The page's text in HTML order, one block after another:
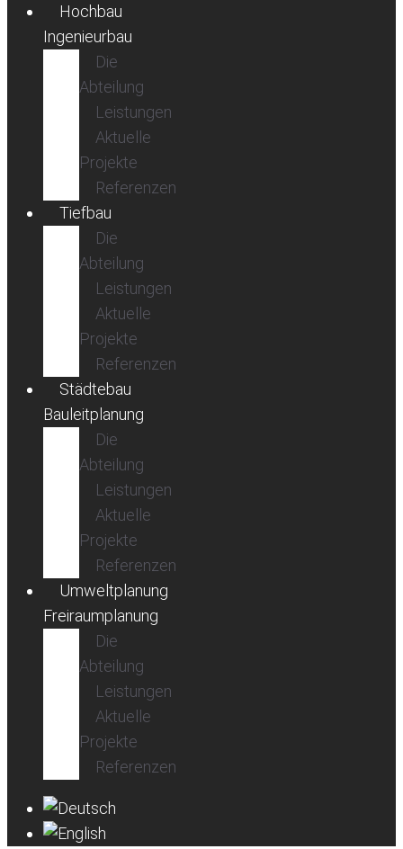
Hochbau
Ingenieurbau
Die
Abteilung
Leistungen
Aktuelle
Projekte
Referenzen
Tiefbau
Die
Abteilung
Leistungen
Aktuelle
Projekte
Referenzen
Städtebau
Bauleitplanung
Die
Abteilung
Leistungen
Aktuelle
Projekte
Referenzen
Umweltplanung
Freiraumplanung
Die
Abteilung
Leistungen
Aktuelle
Projekte
Referenzen